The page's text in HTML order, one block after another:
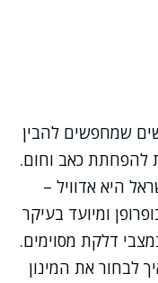
שמחפשים להבין
להפחתת כאב וחום.
היא אדוויל –
ומיועד בעיקר
דלקת מסוימים.
לבחור את המינון